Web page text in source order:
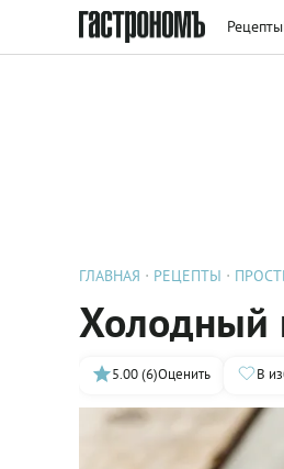
Рецепты
ГЛАВНАЯ РЕЦЕПТЫ
Холодный
5.00 (6)Оценить В